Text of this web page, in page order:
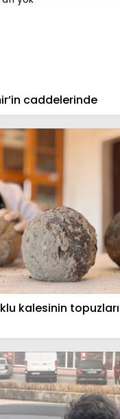
caddelerinde
kalesinin